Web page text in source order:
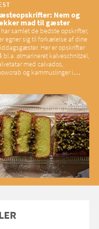
Nem og
mad til gæster
har samlet de bedste opskrifter,
egner sig til forkælelse af dine
Her er opskrifter
ølmarineret kalveschnitzel,
med calvados,
og kammuslinger i